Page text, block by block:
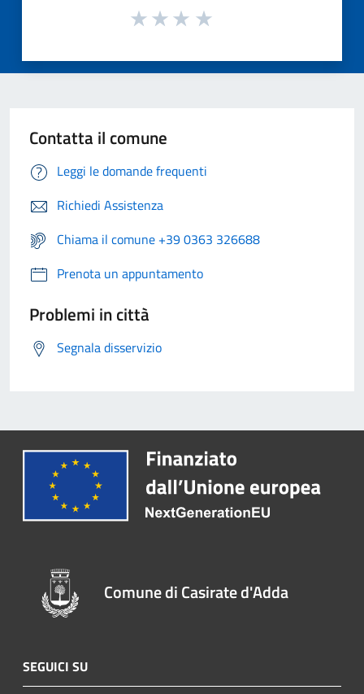
Contatta il comune
Leggi le domande frequenti
Richiedi Assistenza
Chiama il comune +39 0363 326688
Prenota un appuntamento
Problemi in città
Segnala disservizio
Comune di Casirate d'Adda
SEGUICI SU